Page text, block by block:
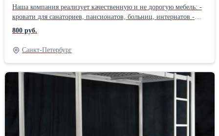
вагончиков. Цены от пр
Наша компания реализует качественную и не дорогую мебель: -
кровати для санаториев, пансионатов, больниц, интернатов -
кровати для бюджетных гостиниц, общежитий (студентов), -
кровати для рабочих, строителей, ремонтных бригад - кровати
для военных казарм (армейские кровати) В нашем ассортименте
так же имеются: тумбы прикроватные, шкафы металлические и
из ЛДСП, табуреты, стулья, столы обеденные, школьная мебель.
Мы не только продаем кровати дешево, но и предоставляем
возможность приобрести кровати оптом. В нашей компании
для постоянных клиентов. Работаем с доставкой по всей России,
800 руб.
Санкт-Петербург